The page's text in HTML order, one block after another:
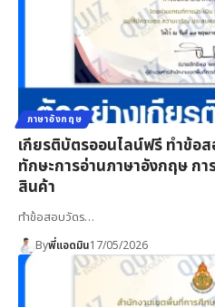
ภาษาอังกฤษ
เกียรติบัตรออนไลน์ฟรี ทำข้อส
ทักษะการอ่านภาษาอังกฤษ ก
สินค้า
ทำข้อสอบวัดร…
Byพี่แอดมิน17/05/2026